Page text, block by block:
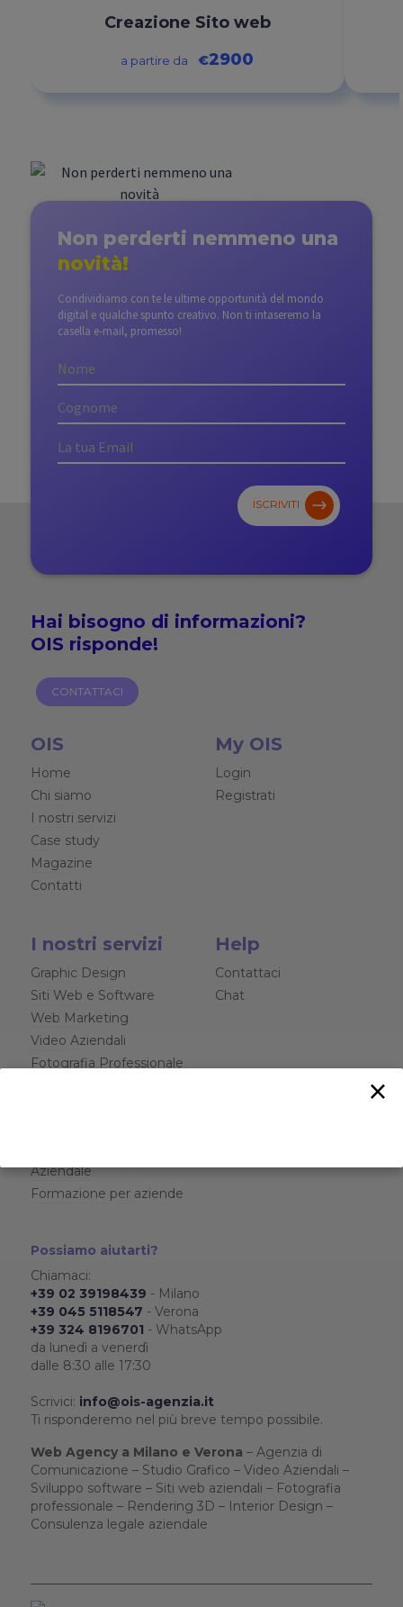
Creazione Sito web
a partire da €2900
Non perderti nemmeno una
novità!
Condividiamo con te le ultime opportunità del mondo
digital e qualche spunto creativo. Non ti intaseremo la
casella e-mail, promesso!
ISCRIVITI
Hai bisogno di informazioni?
OIS risponde!
CONTATTACI
OIS
Home
Chi siamo
I nostri servizi
Case study
Magazine
Contatti
My OIS
Login
Registrati
I nostri servizi
Graphic Design
Siti Web e Software
Web Marketing
Video Aziendali
Fotografia Professionale
Aziendale
Formazione per aziende
Help
Contattaci
Chat
Possiamo aiutarti?
Chiamaci:
+39 02 39198439 - Milano
+39 045 5118547 - Verona
+39 324 8196701 - WhatsApp
da lunedì a venerdì
dalle 8:30 alle 17:30
Scrivici: info@ois-agenzia.it
Ti risponderemo nel più breve tempo possibile.
Web Agency a Milano e Verona – Agenzia di
Comunicazione – Studio Grafico – Video Aziendali –
Sviluppo software – Siti web aziendali – Fotografia
professionale – Rendering 3D – Interior Design –
Consulenza legale aziendale
×